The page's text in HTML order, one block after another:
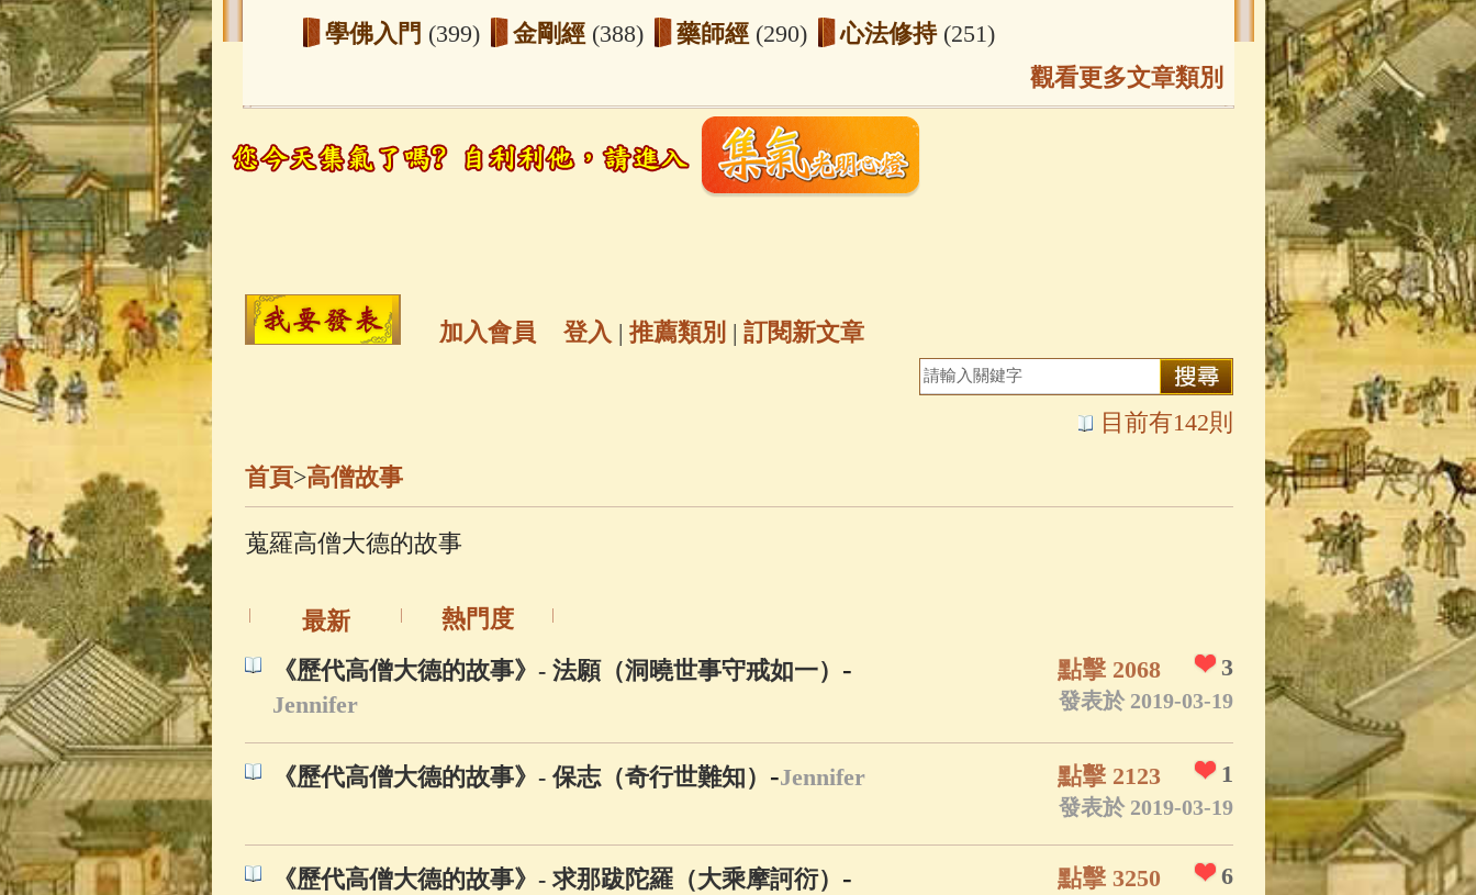
學佛入門 (399) 金剛經 (388) 藥師經 (290) 心法修持 (251)
玉曆寶鈔(236) 地藏經(225) 臨終助念(190) 文殊菩薩(165)
觀世音菩薩 (146) 聖救度佛母(綠度母)(144) 動物念佛往生
金山活佛
六字大明咒(81) 大悲咒(72)
善財童子五十三參
佛典故事(37)
觀看更多文章類別
加入會員 登入 | 推薦類別 | 訂閱新文章
目前有142則
首頁>高僧故事
蒐羅高僧大德的故事
最新
熱門度
《歷代高僧大德的故事》- 法願（洞曉世事守戒如一） -
Jennifer
3
點擊 2068
發表於 2019-03-19
《歷代高僧大德的故事》- 保志（奇行世難知） -Jennifer 1
點擊 2123
發表於 2019-03-19
《歷代高僧大德的故事》- 求那跋陀羅（大乘摩訶衍） - 6
點擊 3250